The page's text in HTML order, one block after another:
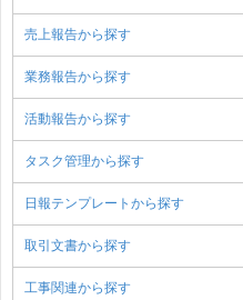
売上報告から探す
業務報告から探す
活動報告から探す
タスク管理から探す
日報テンプレートから探す
取引文書から探す
工事関連から探す